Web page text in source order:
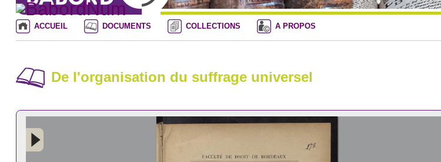
ACCUEIL DOCUMENTS COLLECTIONS A PROPOS
De l'organisation du suffrage universel